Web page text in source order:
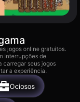
jogos online gratuitos.
interrupções de
carregar seus jogos
a experiência.
Ociosos